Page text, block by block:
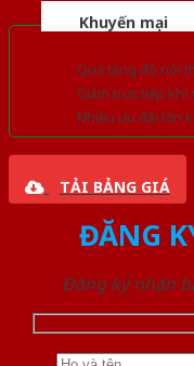
Khuyến mại
Quà tặng đồ nội
Giảm trực tiếp
Nhiều ưu đãi lớn
TẢI BẢNG GIÁ
ĐĂNG
Đăng ký nhận